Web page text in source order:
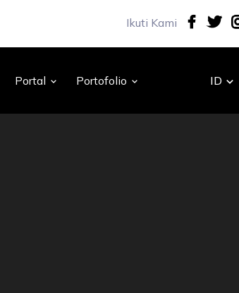
Ikuti Kami
Portal Portofolio ID